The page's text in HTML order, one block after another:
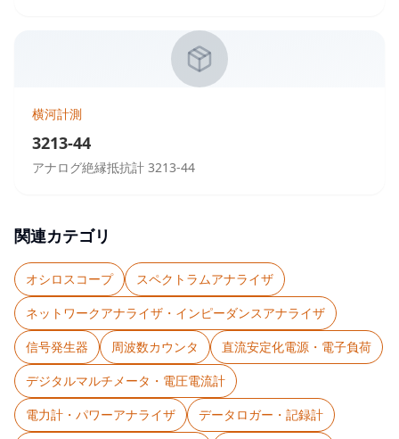
横河計測
3213-44
アナログ絶縁抵抗計 3213-44
関連カテゴリ
オシロスコープ
スペクトラムアナライザ
ネットワークアナライザ・インピーダンスアナライザ
信号発生器
周波数カウンタ
直流安定化電源・電子負荷
デジタルマルチメータ・電圧電流計
電力計・パワーアナライザ
データロガー・記録計